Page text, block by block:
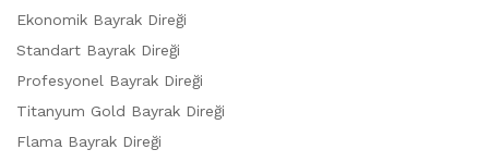
Ekonomik Bayrak Direği
Standart Bayrak Direği
Profesyonel Bayrak Direği
Titanyum Gold Bayrak Direği
Flama Bayrak Direği